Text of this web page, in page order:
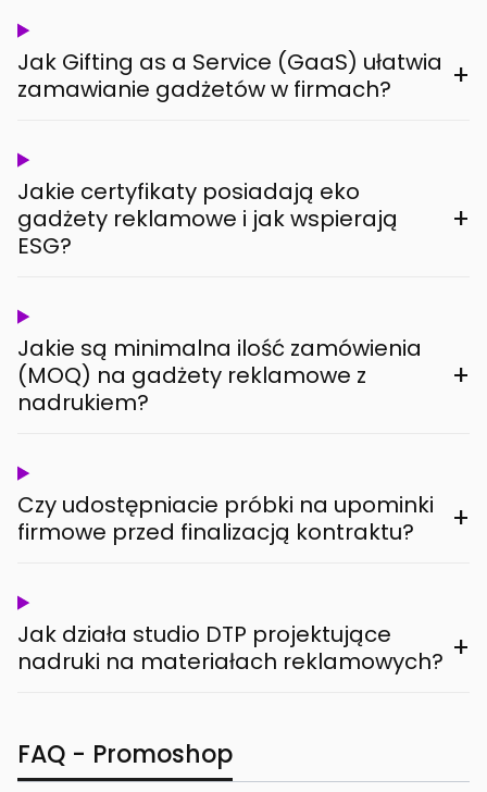
Jak Gifting as a Service (GaaS) ułatwia
zamawianie gadżetów w firmach?
+
Jakie certyfikaty posiadają eko
gadżety reklamowe i jak wspierają
ESG?
+
Jakie są minimalna ilość zamówienia
(MOQ) na gadżety reklamowe z
nadrukiem?
+
Czy udostępniacie próbki na upominki
firmowe przed finalizacją kontraktu?
+
Jak działa studio DTP projektujące
nadruki na materiałach reklamowych? +
FAQ - Promoshop